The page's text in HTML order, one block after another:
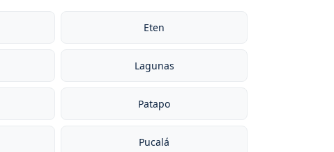
Eten
Lagunas
Patapo
Pucalá